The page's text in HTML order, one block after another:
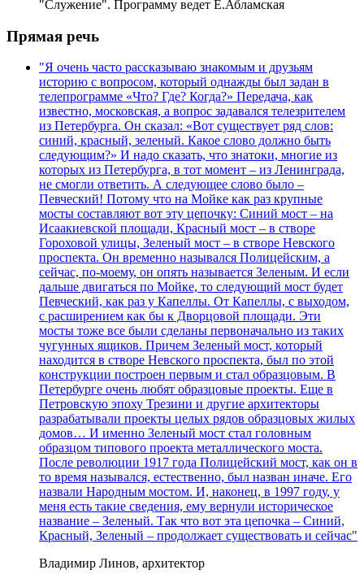
"Служение". Программу ведет Е.Абламская
Прямая речь
"Я очень часто рассказываю знакомым и друзьям
историю с вопросом, который однажды был задан в
телепрограмме «Что? Где? Когда?» Передача, как
известно, московская, а вопрос задавался телезрителем
из Петербурга. Он сказал: «Вот существует ряд слов:
синий, красный, зеленый. Какое слово должно быть
следующим?» И надо сказать, что знатоки, многие из
которых из Петербурга, в тот момент – из Ленинграда,
не смогли ответить. А следующее слово было –
Певческий! Потому что на Мойке как раз крупные
мосты составляют вот эту цепочку: Синий мост – на
Исаакиевской площади, Красный мост – в створе
Гороховой улицы, Зеленый мост – в створе Невского
проспекта. Он временно назывался Полицейским, а
сейчас, по-моему, он опять называется Зеленым. И если
дальше двигаться по Мойке, то следующий мост будет
Певческий, как раз у Капеллы. От Капеллы, с выходом,
с расширением как бы к Дворцовой площади. Эти
мосты тоже все были сделаны первоначально из таких
чугунных ящиков. Причем Зеленый мост, который
находится в створе Невского проспекта, был по этой
конструкции построен первым и стал образцовым. В
Петербурге очень любят образцовые проекты. Еще в
Петровскую эпоху Трезини и другие архитекторы
разрабатывали проекты целых рядов образцовых жилых
домов… И именно Зеленый мост стал головным
образцом типового проекта металлического моста.
После революции 1917 года Полицейский мост, как он в
то время назывался, естественно, был назван иначе. Его
назвали Народным мостом. И, наконец, в 1997 году, у
меня есть такие сведения, ему вернули историческое
название – Зеленый. Так что вот эта цепочка – Синий,
Красный, Зеленый – продолжает существовать и сейчас"
Владимир Линов, архитектор